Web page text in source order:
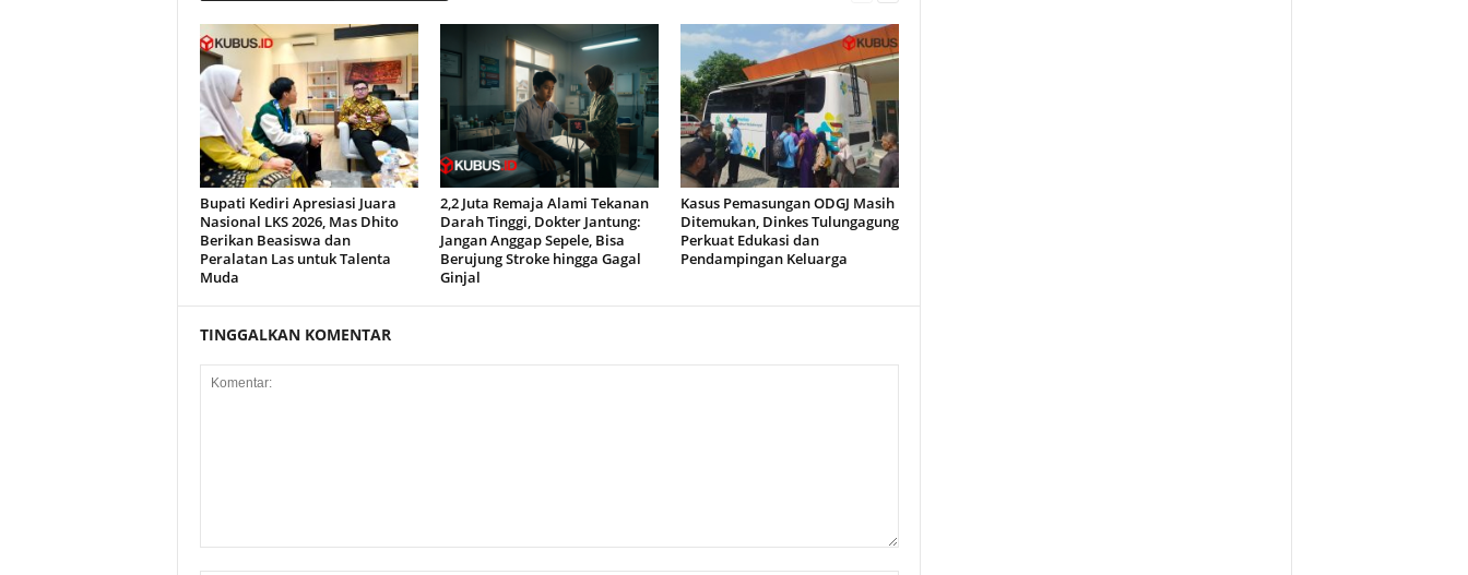
Bupati Kediri Apresiasi Juara
Nasional LKS 2026, Mas Dhito
Berikan Beasiswa dan
Peralatan Las untuk Talenta
Muda
2,2 Juta Remaja Alami Tekanan
Darah Tinggi, Dokter Jantung:
Jangan Anggap Sepele, Bisa
Berujung Stroke hingga Gagal
Ginjal
Kasus Pemasungan ODGJ Masih
Ditemukan, Dinkes Tulungagung
Perkuat Edukasi dan
Pendampingan Keluarga
TINGGALKAN KOMENTAR